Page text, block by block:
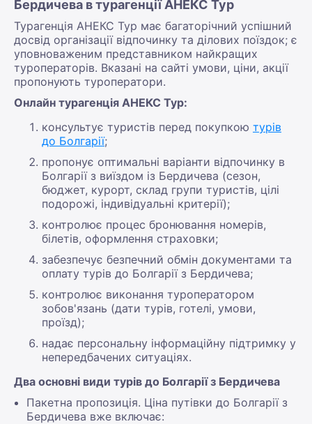
Бердичева в турагенції АНЕКС Тур
Турагенція АНЕКС Тур має багаторічний успішний
досвід організації відпочинку та ділових поїздок; є
уповноваженим представником найкращих
туроператорів. Вказані на сайті умови, ціни, акції
пропонують туроператори.
Онлайн турагенція АНЕКС Тур:
консультує туристів перед покупкою турів
до Болгарії;
пропонує оптимальні варіанти відпочинку в
Болгарії з виїздом із Бердичева (сезон,
бюджет, курорт, склад групи туристів, цілі
подорожі, індивідуальні критерії);
контролює процес бронювання номерів,
білетів, оформлення страховки;
забезпечує безпечний обмін документами та
оплату турів до Болгарії з Бердичева;
контролює виконання туроператором
зобов'язань (дати турів, готелі, умови,
проїзд);
надає персональну інформаційну підтримку у
непередбачених ситуаціях.
Два основні види турів до Болгарії з Бердичева
Пакетна пропозиція. Ціна путівки до Болгарії з
Бердичева вже включає: